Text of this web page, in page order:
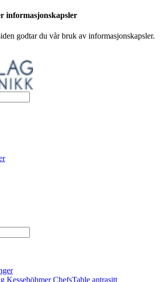
informasjonskapsler
godtar du vår bruk av informasjonskapsler.
Kesseböhmer ChefsTable antrasitt